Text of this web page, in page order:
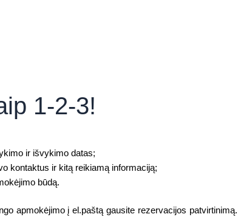
1-2-3!
ir išvykimo datas;
kontaktus ir kitą reikiamą informaciją;
būdą.
apmokėjimo į el.paštą gausite rezervacijos patvirtinimą.